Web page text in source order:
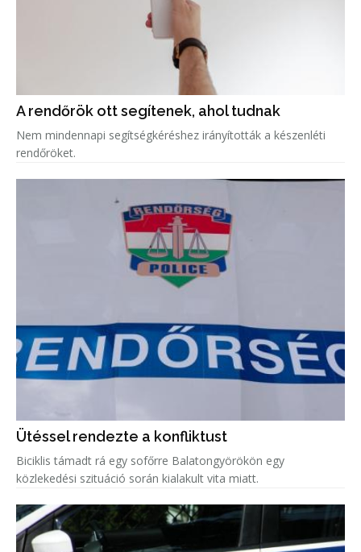
A rendőrök ott segítenek, ahol tudnak
Nem mindennapi segítségkéréshez irányították a készenléti
rendőröket.
Ütéssel rendezte a konfliktust
Biciklis támadt rá egy sofőrre Balatongyörökön egy
közlekedési szituáció során kialakult vita miatt.